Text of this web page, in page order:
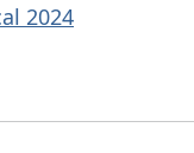
2024